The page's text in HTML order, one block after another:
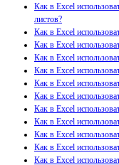
Как в Excel
листов?
Как в Excel
Как в Excel
Как в Excel
Как в Excel
Как в Excel
Как в Excel
Как в Excel
Как в Excel
Как в Excel
Как в Excel
Как в Excel